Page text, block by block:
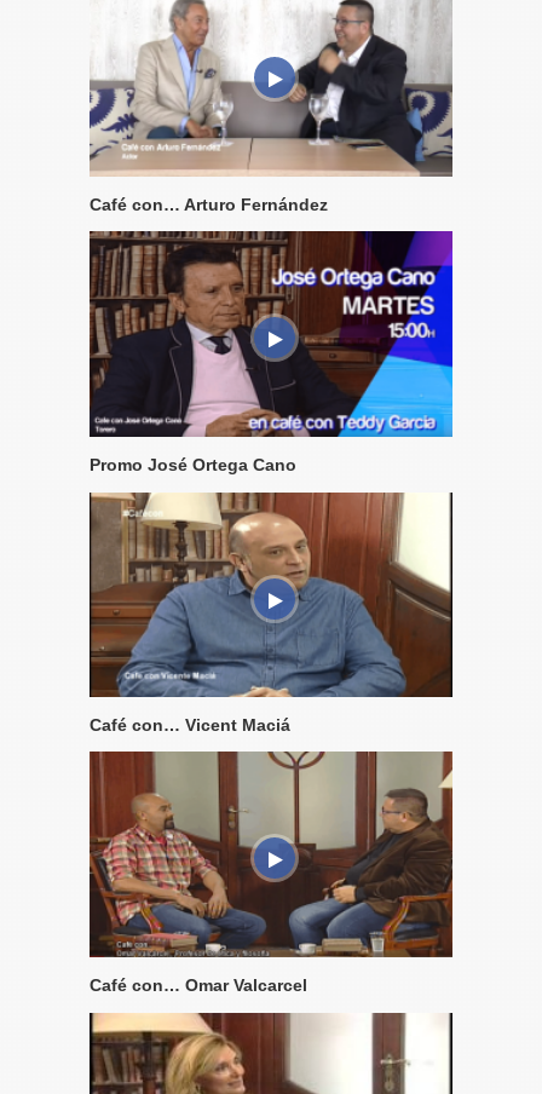
Café con… Arturo Fernández
Promo José Ortega Cano
Café con… Vicent Maciá
Café con… Omar Valcarcel